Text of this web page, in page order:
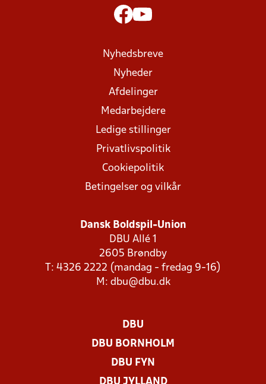
Nyhedsbreve
Nyheder
Afdelinger
Medarbejdere
Ledige stillinger
Privatlivspolitik
Cookiepolitik
Betingelser og vilkår
Dansk Boldspil-Union
DBU Allé 1
2605 Brøndby
T: 4326 2222 (mandag - fredag 9-16)
M: dbu@dbu.dk
DBU
DBU BORNHOLM
DBU FYN